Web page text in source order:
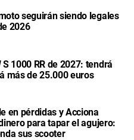
seguirán siendo legales
2026
1000 RR de 2027: tendrá
más de 25.000 euros
en pérdidas y Acciona
para tapar el agujero:
sus scooter